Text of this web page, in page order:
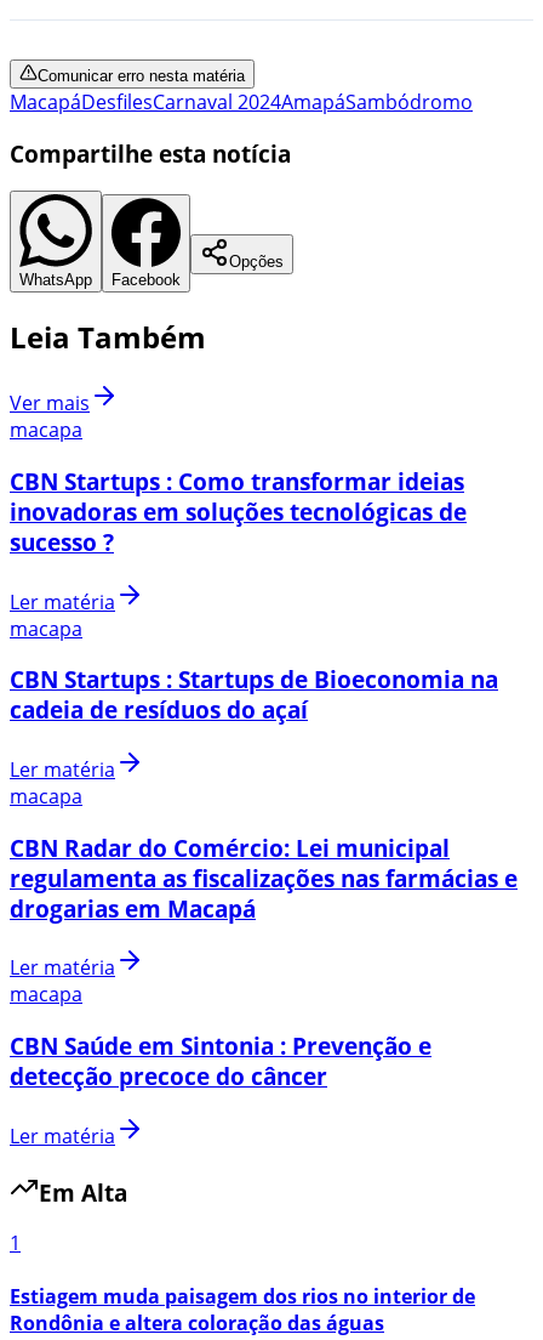
Comunicar erro nesta matéria
MacapáDesfilesCarnaval 2024AmapáSambódromo
Compartilhe esta notícia
WhatsApp Facebook
Opções
Leia Também
Ver mais
macapa
CBN Startups : Como transformar ideias
inovadoras em soluções tecnológicas de
sucesso ?
Ler matéria
macapa
CBN Startups : Startups de Bioeconomia na
cadeia de resíduos do açaí
Ler matéria
macapa
CBN Radar do Comércio: Lei municipal
regulamenta as fiscalizações nas farmácias e
drogarias em Macapá
Ler matéria
macapa
CBN Saúde em Sintonia : Prevenção e
detecção precoce do câncer
Ler matéria
Em Alta
1
Estiagem muda paisagem dos rios no interior de
Rondônia e altera coloração das águas